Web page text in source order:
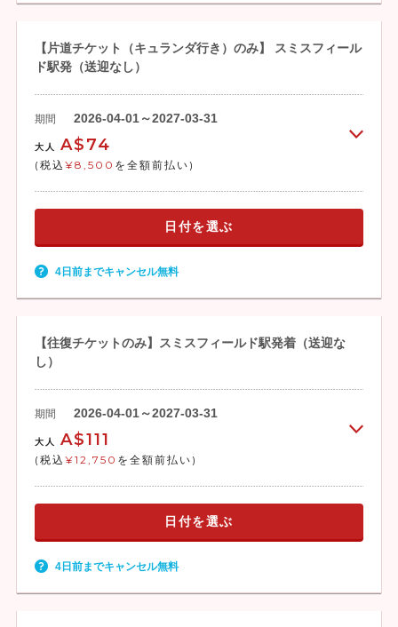
日～2027年6
月（予定）
ド駅～キュランダ）
スミスフィールド - レッドピーク間は床か
いゴンドラでお楽しみいただけます。
11月（予定）
ドピーク間の往復運行になる予定
※レッドピーク駅～キュランダ駅間は改修
のため運休
【片道チケット（キュランダ行き）のみ】 スミスフィール
ド駅発（送迎なし）
期間 2026-04-01～2027-03-31
大人 A$74
(税込 ¥8,500 を全額前払い)
日付を選ぶ
4日前までキャンセル無料
【往復チケットのみ】スミスフィールド駅発着（送迎な
し）
期間 2026-04-01～2027-03-31
大人 A$111
(税込 ¥12,750 を全額前払い)
日付を選ぶ
4日前までキャンセル無料